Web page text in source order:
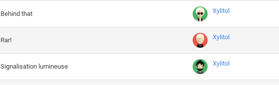
Behind that Xylitol
Rar! Xylitol
Signalisation lumineuse Xylitol